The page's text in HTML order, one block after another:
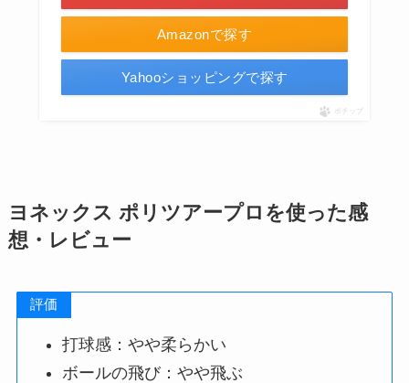
Amazonで探す
Yahooショッピングで探す
ポチップ
ヨネックス ポリツアープロを使った感
想・レビュー
評価
打球感：やや柔らかい
ボールの飛び：やや飛ぶ